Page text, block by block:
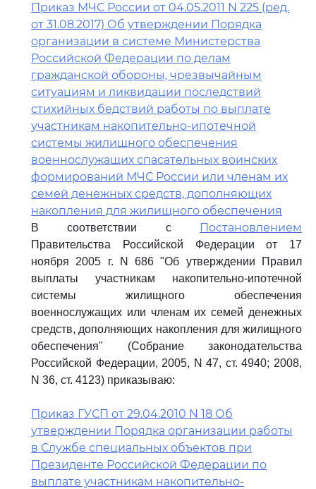
Приказ МЧС России от 04.05.2011 N 225 (ред.
от 31.08.2017) Об утверждении Порядка
организации в системе Министерства
Российской Федерации по делам
гражданской обороны, чрезвычайным
ситуациям и ликвидации последствий
стихийных бедствий работы по выплате
участникам накопительно-ипотечной
системы жилищного обеспечения
военнослужащих спасательных воинских
формирований МЧС России или членам их
семей денежных средств, дополняющих
накопления для жилищного обеспечения
В соответствии с Постановлением
Правительства Российской Федерации от 17
ноября 2005 г. N 686 "Об утверждении Правил
выплаты участникам накопительно-ипотечной
системы жилищного обеспечения
военнослужащих или членам их семей денежных
средств, дополняющих накопления для жилищного
обеспечения" (Собрание законодательства
Российской Федерации, 2005, N 47, ст. 4940; 2008,
N 36, ст. 4123) приказываю:
Приказ ГУСП от 29.04.2010 N 18 Об
утверждении Порядка организации работы
в Службе специальных объектов при
Президенте Российской Федерации по
выплате участникам накопительно-